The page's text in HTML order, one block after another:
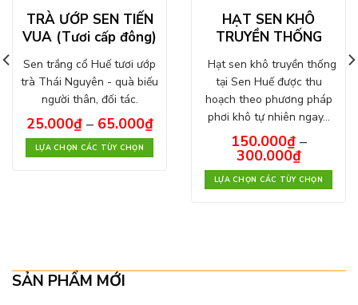
TRÀ ƯỚP SEN TIẾN
VUA (Tươi cấp đông)
Sen trắng cổ Huế tươi ướp
trà Thái Nguyên - quà biếu
người thân, đối tác.
25.000₫– 65.000₫
LỰA CHỌN CÁC TÙY CHỌN
HẠT SEN KHÔ
TRUYỀN THỐNG
Hạt sen khô truyền thống
tại Sen Huế được thu
hoạch theo phương pháp
phơi khô tự nhiên ngay…
150.000₫–
300.000₫
LỰA CHỌN CÁC TÙY CHỌN
SẢN PHẨM MỚI